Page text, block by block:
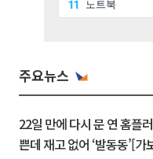
주요뉴스
22일 만에 다시 문 연 홈플
쁜데 재고 없어 ‘발동동’[가